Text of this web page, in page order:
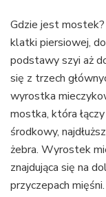
Gdzie jest
klatki piersiowej,
podstawy szyi aż
się z trzech
wyrostka
mostka, która
środkowy,
żebra. Wyrostek
znajdująca się na
przyczepach mięśni.